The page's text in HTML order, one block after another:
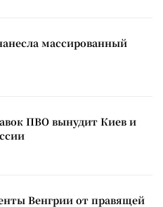
массированный
ПВО вынудит Киев и
Венгрии от правящей